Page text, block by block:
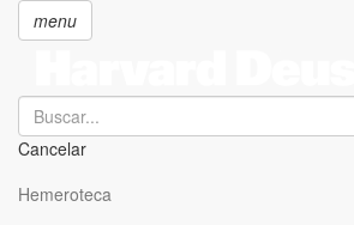
menu
Search
Cancelar
Hemeroteca